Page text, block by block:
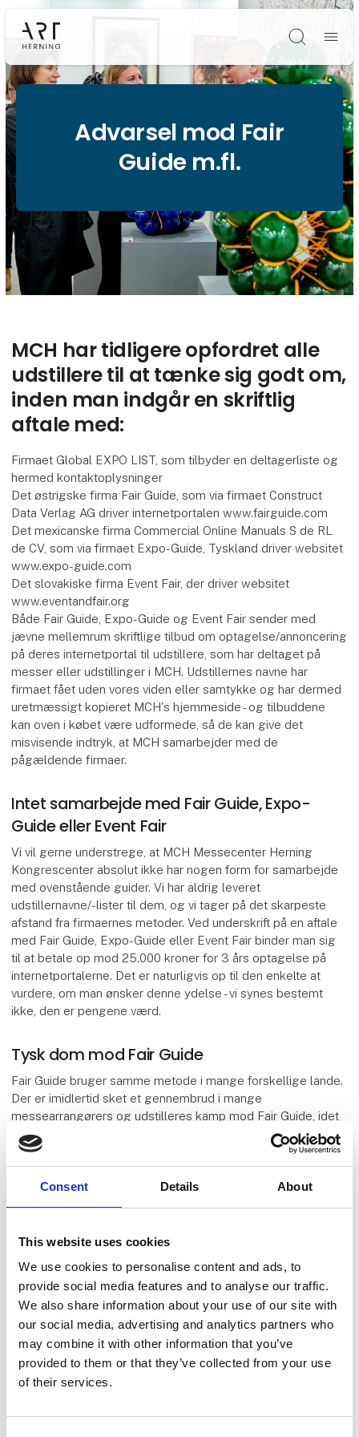
Consent Details About
This website uses cookies
We use cookies to personalise content and ads, to
provide social media features and to analyse our traffic.
We also share information about your use of our site with
our social media, advertising and analytics partners who
may combine it with other information that you’ve
provided to them or that they’ve collected from your use
of their services.
Søg
Advarsel mod Fair
Guide m.fl.
MCH har tidligere opfordret alle
udstillere til at tænke sig godt om,
inden man indgår en skriftlig
aftale med:
Firmaet Global EXPO LIST, som tilbyder en deltagerliste og
hermed kontaktoplysninger
Det østrigske firma Fair Guide, som via firmaet Construct
Data Verlag AG driver internetportalen www.fairguide.com
Det mexicanske firma Commercial Online Manuals S de RL
de CV, som via firmaet Expo-Guide, Tyskland driver websitet
www.expo-guide.com
Det slovakiske firma Event Fair, der driver websitet
www.eventandfair.org
Både Fair Guide, Expo-Guide og Event Fair sender med
jævne mellemrum skriftlige tilbud om optagelse/annoncering
på deres internetportal til udstillere, som har deltaget på
messer eller udstillinger i MCH. Udstillernes navne har
firmaet fået uden vores viden eller samtykke og har dermed
uretmæssigt kopieret MCH's hjemmeside - og tilbuddene
kan oven i købet være udformede, så de kan give det
misvisende indtryk, at MCH samarbejder med de
pågældende firmaer.
Intet samarbejde med Fair Guide, Expo-
Guide eller Event Fair
Vi vil gerne understrege, at MCH Messecenter Herning
Kongrescenter absolut ikke har nogen form for samarbejde
med ovenstående guider. Vi har aldrig leveret
udstillernavne/-lister til dem, og vi tager på det skarpeste
afstand fra firmaernes metoder. Ved underskrift på en aftale
med Fair Guide, Expo-Guide eller Event Fair binder man sig
til at betale op mod 25.000 kroner for 3 års optagelse på
internetportalerne. Det er naturligvis op til den enkelte at
vurdere, om man ønsker denne ydelse - vi synes bestemt
ikke, den er pengene værd.
Tysk dom mod Fair Guide
Fair Guide bruger samme metode i mange forskellige lande.
Der er imidlertid sket et gennembrud i mange
messearrangørers og udstilleres kamp mod Fair Guide, idet
der ved Landgericht Chemnitz i Tyskland er afsagt en dom
mod Fair Guide. Dommen siger, at firmaet gør sig skyldig i
bedrageri, at Construct Data Verlag AG ikke kan gøre krav
om betaling gældende mod en kunde, der har underskrevet
firmaets formular, at kundens optagelse på internetsiden
begge parters sagsomkostninger. MCH er i besiddelse af en
engelsk udgave.
Andre lignende virksomheder
Bemærk at også andre virksomheder anvender et koncept,
der til forveksling minder om ovennævnte guider, fx EU
Company Directory, World Business Guide m.fl. Vi har ikke
virksomheder, men kan blot konstatere at deres